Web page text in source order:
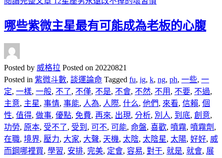
哪些紫微主星最有可能成為老板的心腹
Posted by 威格拉 Posted on 20220821
Posted in 紫微斗數, 談運論命 Tagged fu, ig, k, ng, ph, 一些, 一
定, 一樣, 一般, 不了, 不僅, 不是, 不會, 不然, 不用 , 不要, 不過,
主意, 主星, 事情, 事能, 人為, 人際, 什么, 他們, 來看, 信賴, 個
性, 值得, 做事, 優點, 免費, 再來, 出現, 分析, 別人, 到底, 創意,
功勞, 原本, 受不了, 受到 , 可不, 可能, 命盤, 喜歡, 噴霧, 噴霧劑 ,
在職, 境界, 壓力, 大家, 大聲, 天機, 太陰, 太陰星, 太陽, 好好, 威
而鋼哪裡買, 學習, 安排, 完美, 定會, 容易, 對于, 就是, 就會, 展